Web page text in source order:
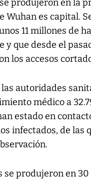
produjeron en la
Wuhan es capital.
11 millones de
y que desde el
los accesos
las autoridades
médico a
estado en
infectados, de las
se produjeron en